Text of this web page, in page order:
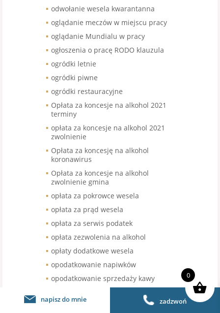
odwołanie wesela kwarantanna
oglądanie meczów w miejscu pracy
oglądanie Mundialu w pracy
ogłoszenia o pracę RODO klauzula
ogródki letnie
ogródki piwne
ogródki restauracyjne
Opłata za koncesje na alkohol 2021
terminy
opłata za koncesje na alkohol 2021
zwolnienie
Opłata za koncesję na alkohol
koronawirus
Opłata za koncesje na alkohol
zwolnienie gmina
opłata za pokrowce wesela
opłata za prąd wesela
opłata za serwis podatek
opłata zezwolenia na alkohol
opłaty dodatkowe wesela
opodatkowanie napiwków
opodatkowanie sprzedaży kawy
organizacja pracy w restauracji
napisz do mnie zadzwoń
0